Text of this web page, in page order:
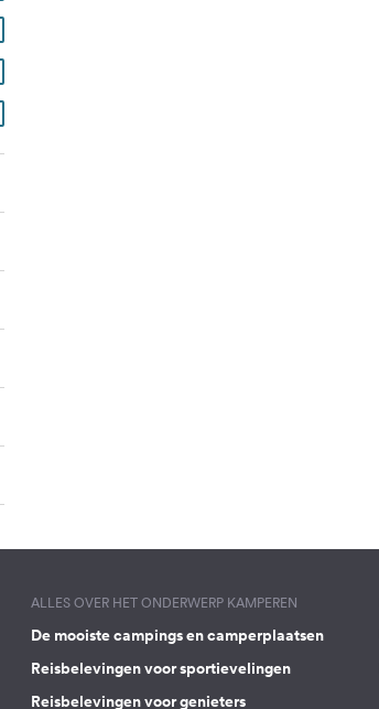
ALLES OVER HET ONDERWERP KAMPEREN
De mooiste campings en camperplaatsen
Reisbelevingen voor sportievelingen
Reisbelevingen voor genieters